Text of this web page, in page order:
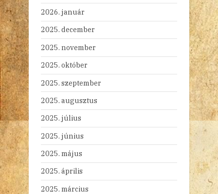
2026. január
2025. december
2025. november
2025. október
2025. szeptember
2025. augusztus
2025. július
2025. június
2025. május
2025. április
2025. március